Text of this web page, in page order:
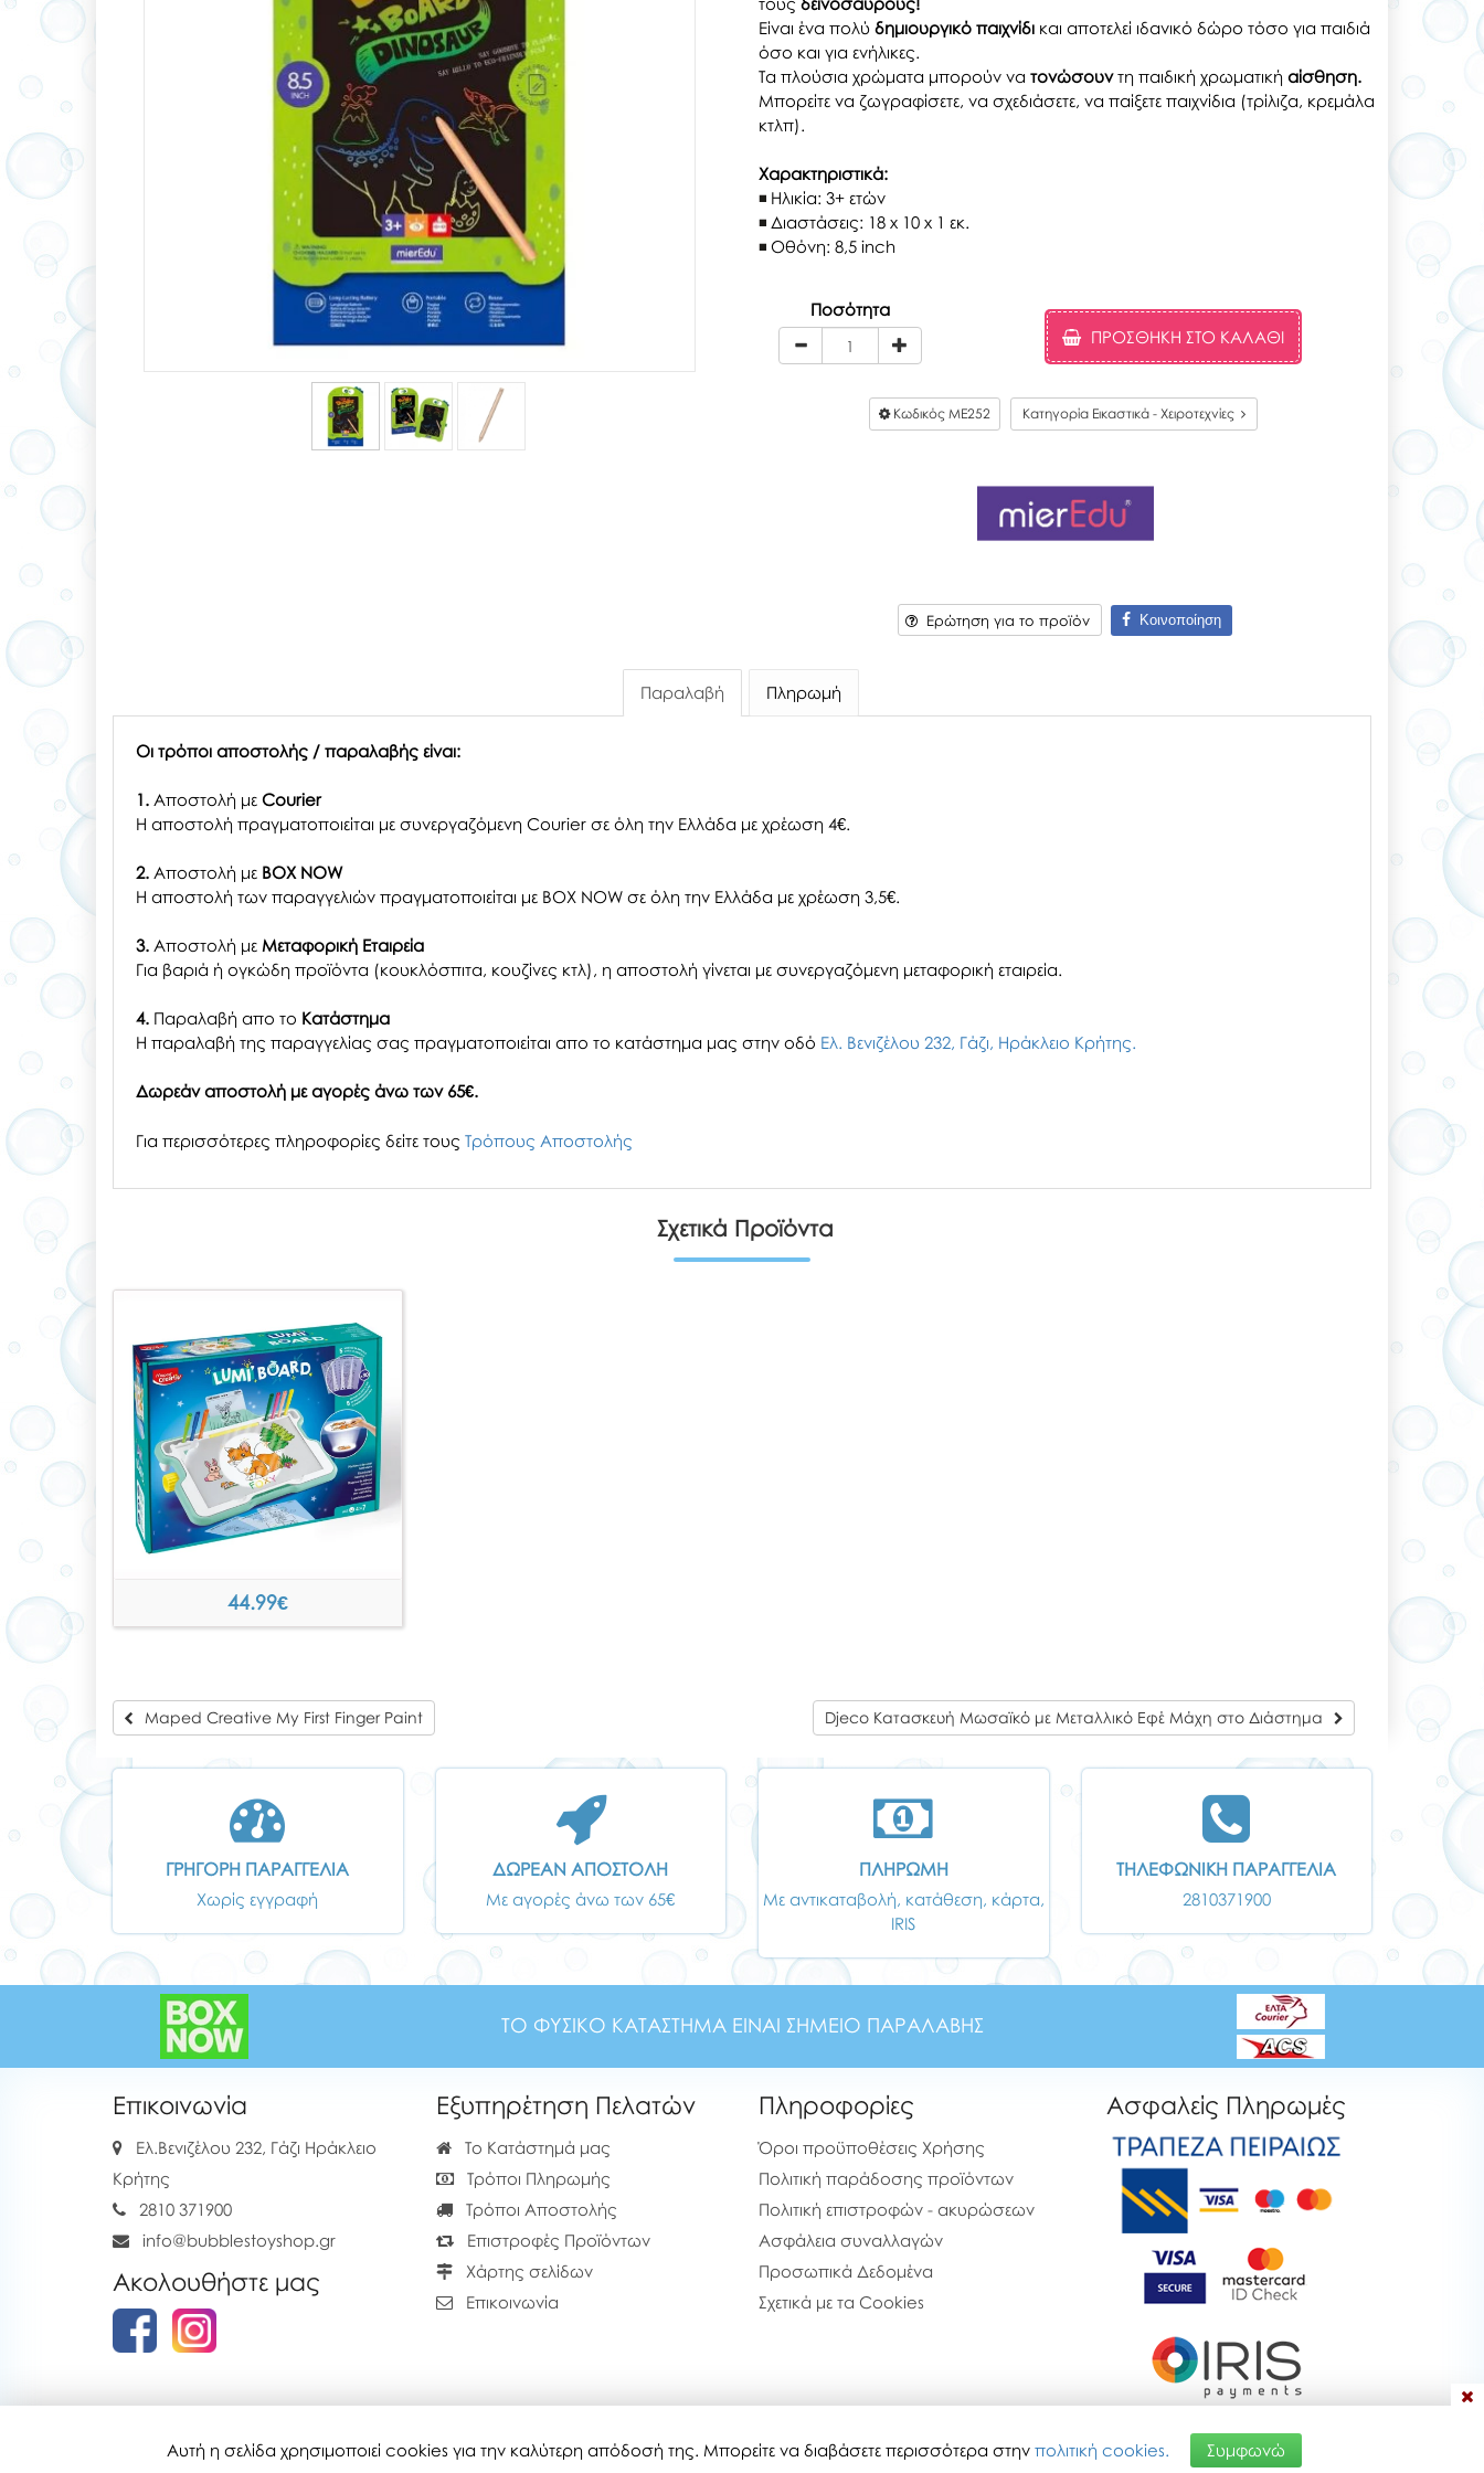
Είναι ένα πολύ δημιουργικό παιχνίδι και αποτελεί ιδανικό δώρο τόσο για παιδιά
όσο και για ενήλικες.
Τα πλούσια χρώματα μπορούν να τονώσουντη παιδική χρωματική αίσθηση.
Μπορείτε να ζωγραφίσετε, να σχεδιάσετε, να παίξετε παιχνίδια (τρίλιζα, κρεμάλα
κτλπ).
Χαρακτηριστικά:
Ηλικία: 3+ ετών
Διαστάσεις: 18 x 10 x 1 εκ.
Οθόνη: 8,5 inch
Ποσότητα
ΠΡΟΣΘΉΚΗ ΣΤΟ ΚΑΛΆΘΙ
Κωδικός ME252 Κατηγορία Εικαστικά - Χειροτεχνίες
Ερώτηση για το προϊόν Κοινοποίηση
Παραλαβή Πληρωμή
Οι τρόποι αποστολής / παραλαβής είναι:
1. Αποστολή με Courier
Η αποστολή πραγματοποιείται με συνεργαζόμενη Courier σε όλη την Ελλάδα με χρέωση 4€.
2. Αποστολή με BOX NOW
Η αποστολή των παραγγελιών πραγματοποιείται με BOX NOW σε όλη την Ελλάδα με χρέωση 3,5€.
3. Αποστολή με Μεταφορική Εταιρεία
Για βαριά ή ογκώδη προϊόντα (κουκλόσπιτα, κουζίνες κτλ), η αποστολή γίνεται με συνεργαζόμενη μεταφορική εταιρεία.
4. Παραλαβή απο το Κατάστημα
H παραλαβή της παραγγελίας σας πραγματοποιείται απο το κατάστημα μας στην οδό Ελ. Βενιζέλου 232, Γάζι, Ηράκλειο Κρήτης.
Δωρεάν αποστολή με αγορές άνω των 65€.
Για περισσότερες πληροφορίες δείτε τους Τρόπους Αποστολής
Σχετικά Προϊόντα
44.99€
Maped Creative My First Finger Paint Djeco Κατασκευή Μωσαϊκό με Μεταλλικό Εφέ Μάχη στο Διάστημα
ΓΡΗΓΟΡΗ ΠΑΡΑΓΓΕΛΙΑ
Χωρίς εγγραφή
ΔΩΡΕΑΝ ΑΠΟΣΤΟΛΗ
Με αγορές άνω των 65€
ΠΛΗΡΩΜΗ
Με αντικαταβολή, κατάθεση, κάρτα,
IRIS
ΤΗΛΕΦΩΝΙΚΗ ΠΑΡΑΓΓΕΛΙΑ
2810371900
ΤΟ ΦΥΣΙΚΟ ΚΑΤΑΣΤΗΜΑ ΕΙΝΑΙ ΣΗΜΕΙΟ ΠΑΡΑΛΑΒΗΣ
Επικοινωνία
Ελ.Βενιζέλου 232, Γάζι Ηράκλειο
Κρήτης
2810 371900
info@bubblestoyshop.gr
Ακολουθήστε μας
Εξυπηρέτηση Πελατών
Το Κατάστημά μας
Τρόποι Πληρωμής
Τρόποι Αποστολής
Επιστροφές Προϊόντων
Χάρτης σελίδων
Επικοινωνία
Πληροφορίες
Όροι προϋποθέσεις Χρήσης
Πολιτική παράδοσης προϊόντων
Πολιτική επιστροφών - ακυρώσεων
Ασφάλεια συναλλαγών
Προσωπικά Δεδομένα
Σχετικά με τα Cookies
Ασφαλείς Πληρωμές
bubblestoyshop.gr © 2020-2026 Τελευταία ενημέρωση : 06-08-2026 11:31
Αυτή η σελίδα χρησιμοποιεί cookies για την καλύτερη απόδοσή της. Μπορείτε να διαβάσετε περισσότερα στην πολιτική cookies. Συμφωνώ